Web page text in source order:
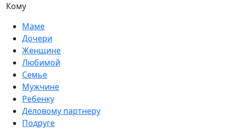
Кому
Маме
Дочери
Женщине
Любимой
Семье
Мужчине
Ребенку
Деловому партнеру
Подруге